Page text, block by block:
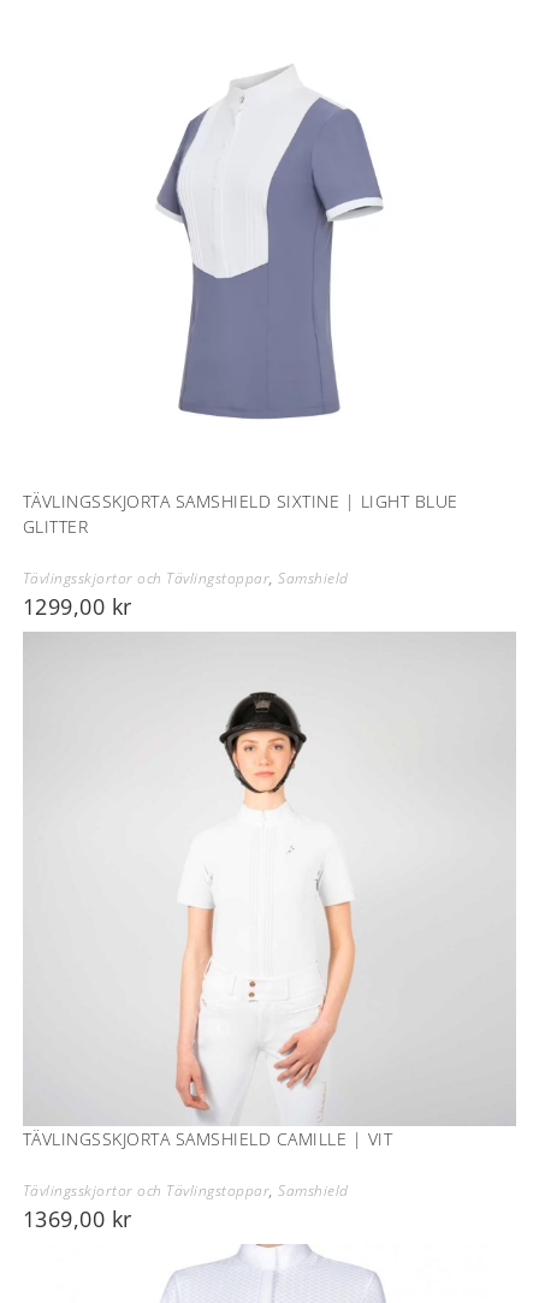
TÄVLINGSSKJORTA SAMSHIELD SIXTINE | LIGHT BLUE
GLITTER
Tävlingsskjortor och Tävlingstoppar,Samshield
1299,00 kr
TÄVLINGSSKJORTA SAMSHIELD CAMILLE | VIT
Tävlingsskjortor och Tävlingstoppar,Samshield
1369,00 kr